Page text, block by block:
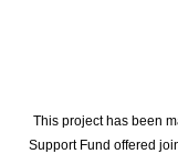
This project has been
Support Fund offered